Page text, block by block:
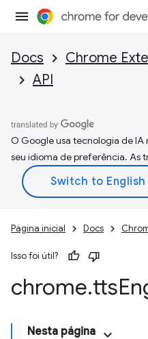
Docs Chrome
API
O Google usa tecnologia de
seu idioma de preferência. As
Página inicial Docs
Isso foi útil?
chrome.tts
Nesta página